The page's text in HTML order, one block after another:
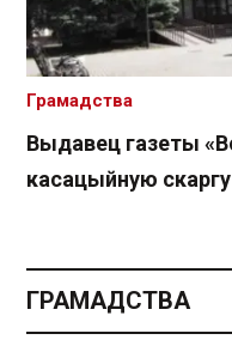
Выдавец газеты
касацыйную скаргу
Грамадства
ГРАМАДСТВА